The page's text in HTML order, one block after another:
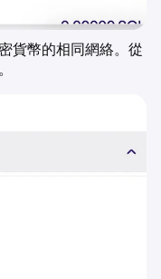
貨幣的相同網絡。從